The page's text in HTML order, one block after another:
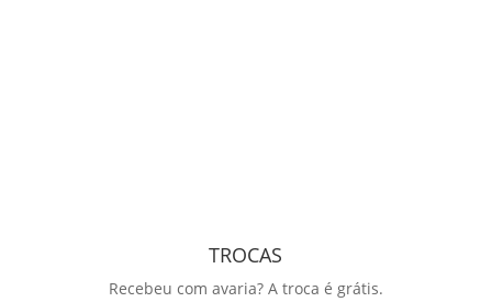
TROCAS
Recebeu com avaria? A troca é grátis.